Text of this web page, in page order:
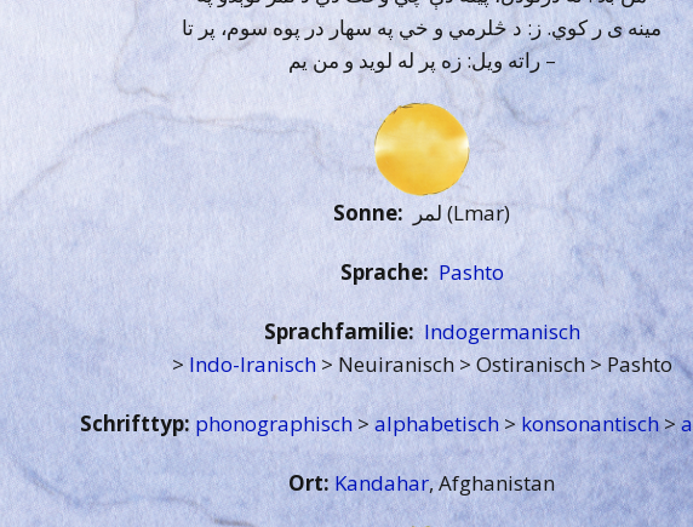
مینه ی ر کوي. ز: د څلرمي و خي په سهار در پوه سوم، پر تا
راته ویل: زه پر له لوید و من يم –
Sonne: لمر (Lmar)
Sprache: Pashto
Sprachfamilie: Indogermanisch
> Indo-Iranisch> Neuiranisch > Ostiranisch > Pashto
Schrifttyp: phonographisch >alphabetisch >konsonantisch>
Ort: Kandahar, Afghanistan